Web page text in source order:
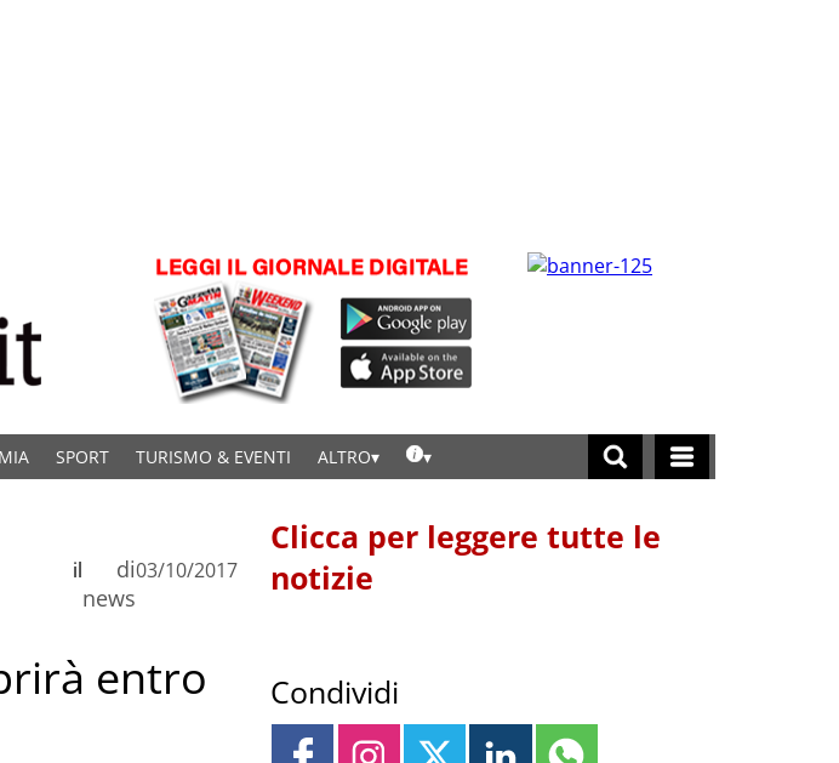
SPORT TURISMO & EVENTI ALTRO
di
news
il 03/10/2017
entro
Clicca per leggere tutte le
notizie
Condividi